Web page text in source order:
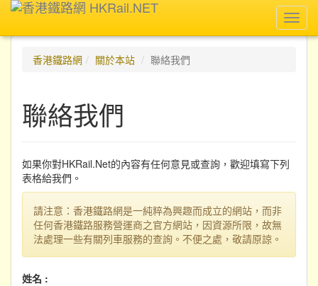
香港鐵路網
關於本站 聯絡我們
聯絡我們
如果你對HKRail.Net的內容有任何意見或查詢，歡迎填寫下列
表格給我們。
請注意：香港鐵路網是一純粹為興趣而成立的網站，而非
任何香港鐵路服務營運商之官方網站，因資源所限，故無
法處理一些有關列車服務的查詢。不便之處，敬請原諒。
姓名 :